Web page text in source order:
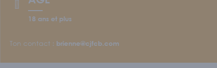
18 ans et plus
Ton contact : brienne@cjfcb.com